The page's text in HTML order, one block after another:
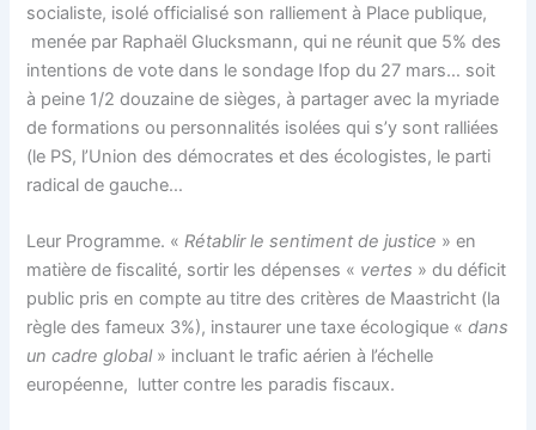
socialiste, isolé officialisé son ralliement à Place publique,
menée par Raphaël Glucksmann, qui ne réunit que 5% des
intentions de vote dans le sondage Ifop du 27 mars… soit
à peine 1/2 douzaine de sièges, à partager avec la myriade
de formations ou personnalités isolées qui s’y sont ralliées
(le PS, l’Union des démocrates et des écologistes, le parti
radical de gauche…
Leur Programme. «Rétablir le sentiment de justice » en
matière de fiscalité, sortir les dépenses « vertes » du déficit
public pris en compte au titre des critères de Maastricht (la
règle des fameux 3%), instaurer une taxe écologique «dans
un cadre global» incluant le trafic aérien à l’échelle
européenne, lutter contre les paradis fiscaux.